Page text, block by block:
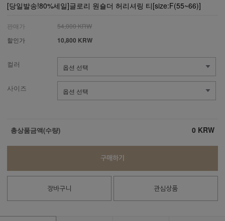
[당일발송!80%세일]글로리 원숄더 허리셔링 티[size:F(55~66)]
판매가
54,000 KRW
할인가
10,800 KRW
컬러
사이즈
총상품금액(수량) 0 KRW
구매하기
장바구니 관심상품